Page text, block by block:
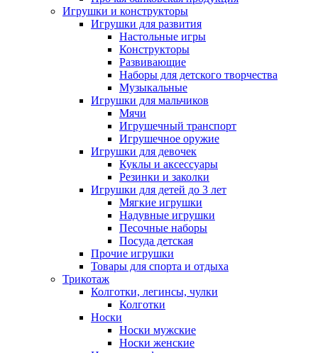
Игрушки и конструкторы
Игрушки для развития
Настольные игры
Конструкторы
Развивающие
Наборы для детского творчества
Музыкальные
Игрушки для мальчиков
Мячи
Игрушечный транспорт
Игрушечное оружие
Игрушки для девочек
Куклы и аксессуары
Резинки и заколки
Игрушки для детей до 3 лет
Мягкие игрушки
Надувные игрушки
Песочные наборы
Посуда детская
Прочие игрушки
Товары для спорта и отдыха
Трикотаж
Колготки, легинсы, чулки
Колготки
Носки
Носки мужские
Носки женские